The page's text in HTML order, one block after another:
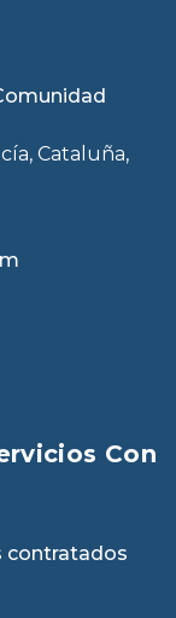
Cataluña,
Con
contratados